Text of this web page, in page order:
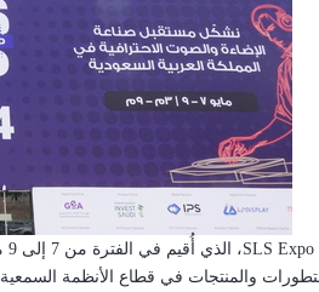
SLS Expo
والمنتجات في قطاع الأنظمة السمعية